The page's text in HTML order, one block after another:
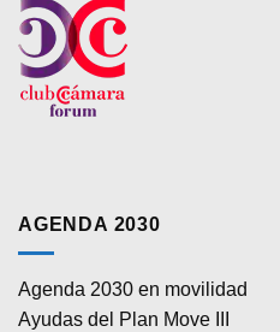
AGENDA 2030
Agenda 2030 en movilidad
Ayudas del Plan Move III